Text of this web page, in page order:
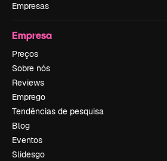
Empresas
Empresa
Preços
Sobre nós
Reviews
Emprego
Tendências de pesquisa
Blog
Eventos
Slidesgo